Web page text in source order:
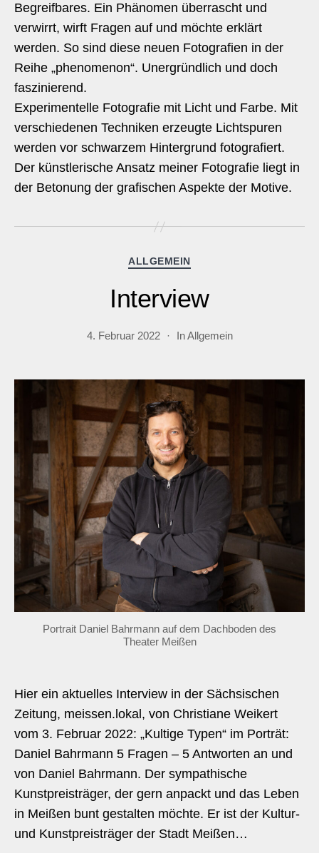
Begreifbares. Ein Phänomen überrascht und
verwirrt, wirft Fragen auf und möchte erklärt
werden. So sind diese neuen Fotografien in der
Reihe „phenomenon“. Unergründlich und doch
faszinierend.
Experimentelle Fotografie mit Licht und Farbe. Mit
verschiedenen Techniken erzeugte Lichtspuren
werden vor schwarzem Hintergrund fotografiert.
Der künstlerische Ansatz meiner Fotografie liegt in
der Betonung der grafischen Aspekte der Motive.
Kategorien
ALLGEMEIN
Interview
4. Februar 2022 InAllgemein
Portrait Daniel Bahrmann auf dem Dachboden des
Theater Meißen
Hier ein aktuelles Interview in der Sächsischen
Zeitung, meissen.lokal, von Christiane Weikert
vom 3. Februar 2022: „Kultige Typen“ im Porträt:
Daniel Bahrmann 5 Fragen – 5 Antworten an und
von Daniel Bahrmann. Der sympathische
Kunstpreisträger, der gern anpackt und das Leben
in Meißen bunt gestalten möchte. Er ist der Kultur-
und Kunstpreisträger der Stadt Meißen…